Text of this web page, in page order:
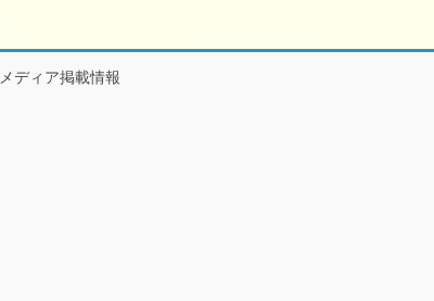
メディア掲載情報